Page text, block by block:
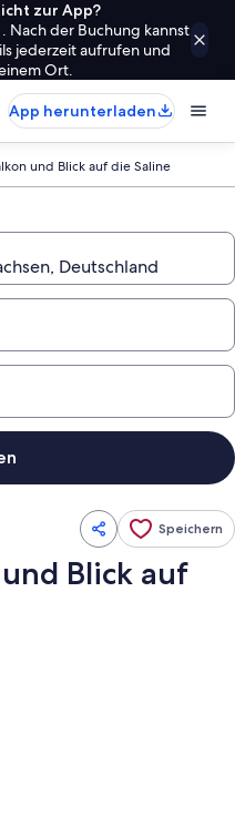
zur App?
Nach der Buchung kannst
jederzeit aufrufen und
Ort.
App herunterladen
und Blick auf die Saline
Speichern
Blick auf